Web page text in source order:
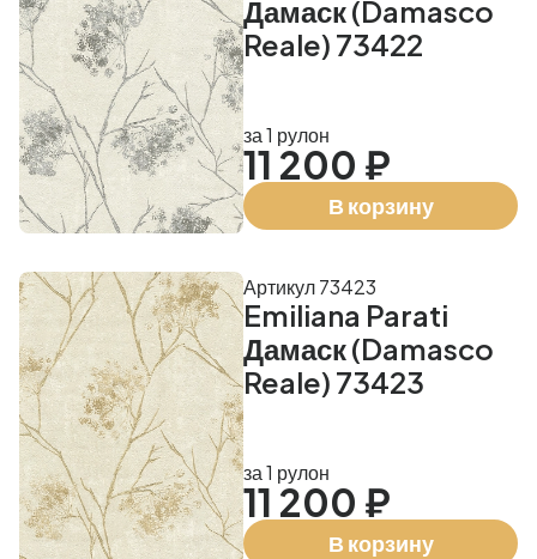
Дамаск (Damasco
Reale) 73422
за 1 рулон
11 200 ₽
В корзину
Emiliana Parati
Дамаск (Damasco
Reale) 73423
Артикул 73423
за 1 рулон
11 200 ₽
В корзину